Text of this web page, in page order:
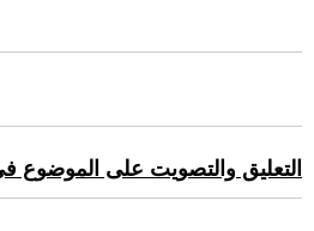
التعليق والتصويت على الموضوع